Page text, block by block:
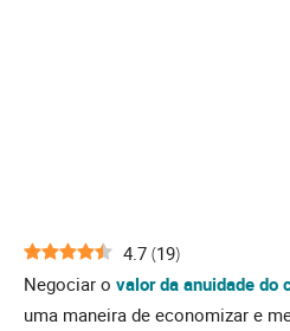
4.7 (19)
Negociar o valor da anuidade do
uma maneira de economizar e